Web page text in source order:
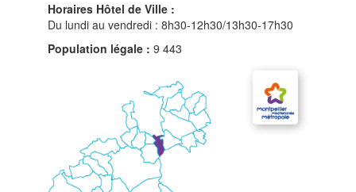
Horaires Hôtel de Ville :
Du lundi au vendredi : 8h30-12h30/13h30-17h30
Population légale : 9 443